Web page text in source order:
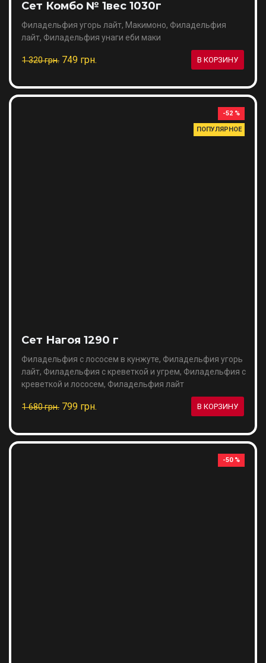
Сет Комбо № 1вес 1030г
Филадельфия угорь лайт, Макимоно, Филадельфия
лайт, Филадельфия унаги еби маки
1 320 грн. 749 грн. В КОРЗИНУ
ПОПУЛЯРНОЕ
-52 %
Сет Нагоя 1290 г
Филадельфия с лососем в кунжуте, Филадельфия угорь
лайт, Филадельфия с креветкой и угрем, Филадельфия с
креветкой и лососем, Филадельфия лайт
1 680 грн. 799 грн. В КОРЗИНУ
-50 %